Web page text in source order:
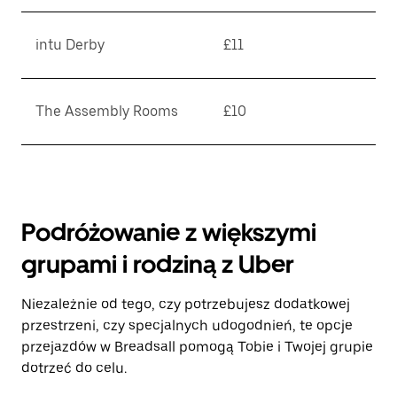
intu Derby £11
The Assembly Rooms £10
Podróżowanie z większymi
grupami i rodziną z Uber
Niezależnie od tego, czy potrzebujesz dodatkowej
przestrzeni, czy specjalnych udogodnień, te opcje
przejazdów w Breadsall pomogą Tobie i Twojej grupie
dotrzeć do celu.